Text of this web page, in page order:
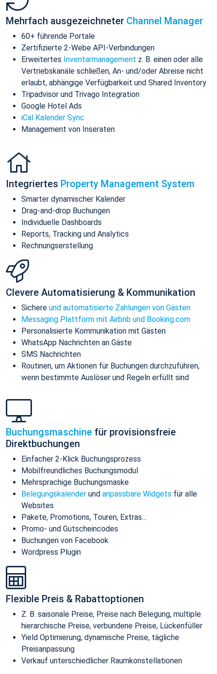
Mehrfach ausgezeichneter Channel Manager
60+ führende Portale
Zertifizierte 2-Webe API-Verbindungen
Erweitertes Inventarmanagement z. B. einen oder alle
Vertriebskanäle schließen, An- und/oder Abreise nicht
erlaubt, abhängige Verfügbarkeit und Shared Inventory
Tripadvisor und Trivago Integration
Google Hotel Ads
iCal Kalender Sync
Management von Inseraten
Integriertes Property Management System
Smarter dynamischer Kalender
Drag-and-drop Buchungen
Individuelle Dashboards
Reports, Tracking und Analytics
Rechnungserstellung
Clevere Automatisierung & Kommunikation
Sichere und automatisierte Zahlungen von Gästen
Messaging Plattform mit Airbnb und Booking.com
Personalisierte Kommunikation mit Gästen
WhatsApp Nachrichten an Gäste
SMS Nachrichten
Routinen, um Aktionen für Buchungen durchzuführen,
wenn bestimmte Auslöser und Regeln erfüllt sind
Buchungsmaschine für provisionsfreie
Direktbuchungen
Einfacher 2-Klick Buchungsprozess
Mobilfreundliches Buchungsmodul
Mehrsprachige Buchungsmaske
Belegungskalender und anpassbare Widgets für alle
Websites
Pakete, Promotions, Touren, Extras...
Promo- und Gutscheincodes
Buchungen von Facebook
Wordpress Plugin
Flexible Preis & Rabattoptionen
Z. B. saisonale Preise, Preise nach Belegung, multiple
hierarchische Preise, verbundene Preise, Lückenfüller
Yield Optimierung, dynamische Preise, tägliche
Preisanpassung
Verkauf unterschiedlicher Raumkonstellationen